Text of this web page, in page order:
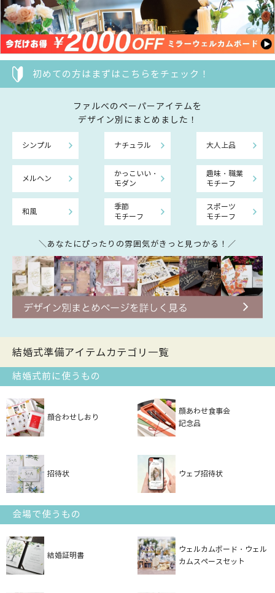
初めての方はまずはこちらをチェック！
ファルべのペーパーアイテムを
デザイン別にまとめました！
シンプル ナチュラル 大人上品
メルヘン
かっこいい・
モダン
趣味・職業
モチーフ
和風
季節
モチーフ
スポーツ
モチーフ
＼あなたにぴったりの雰囲気がきっと見つかる！／
結婚式準備アイテムカテゴリ一覧
結婚式前に使うもの
顔合わせしおり
顔あわせ食事会
記念品
招待状 ウェブ招待状
会場で使うもの
結婚証明書
ウェルカムボード・ウェル
カムスペースセット